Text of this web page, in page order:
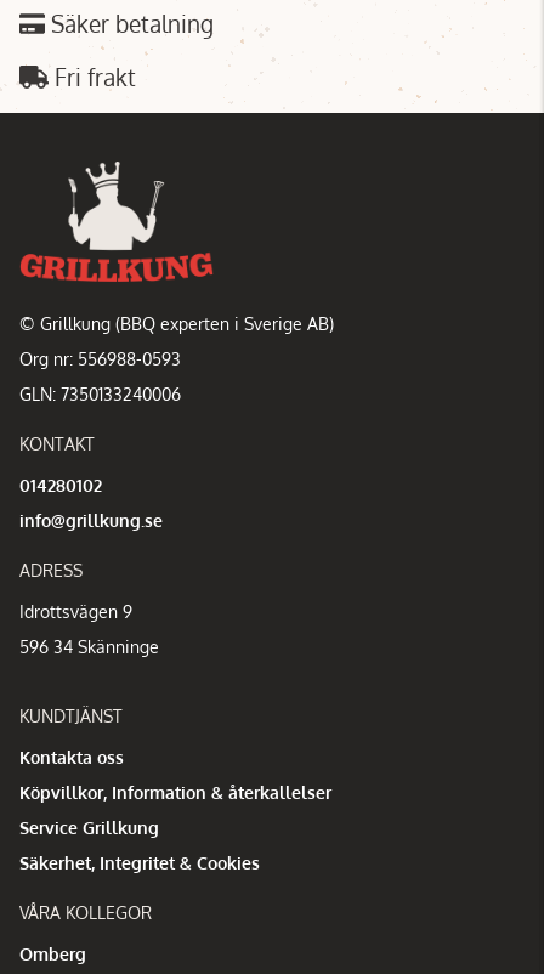
Säker betalning
Fri frakt
© Grillkung (BBQ experten i Sverige AB)
Org nr: 556988-0593
GLN: 7350133240006
KONTAKT
014280102
info@grillkung.se
ADRESS
Idrottsvägen 9
596 34 Skänninge
KUNDTJÄNST
Kontakta oss
Köpvillkor, Information & återkallelser
Service Grillkung
Säkerhet, Integritet & Cookies
VÅRA KOLLEGOR
Omberg